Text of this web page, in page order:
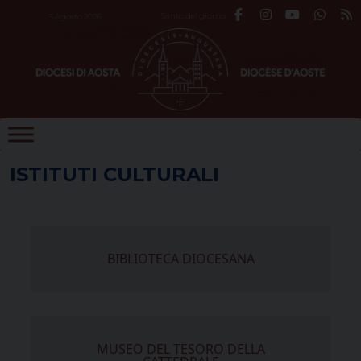
ISTITUTI CULTURALI
BIBLIOTECA DIOCESANA
MUSEO DEL TESORO DELLA